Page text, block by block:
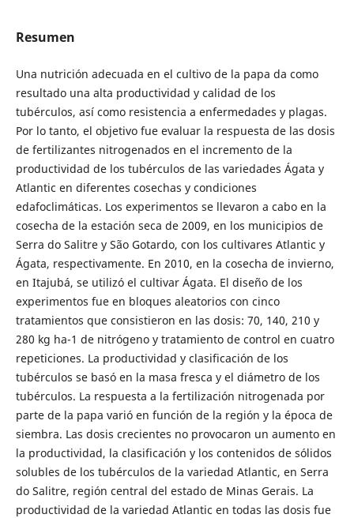
Resumen
Una nutrición adecuada en el cultivo de la papa da como
resultado una alta productividad y calidad de los
tubérculos, así como resistencia a enfermedades y plagas.
Por lo tanto, el objetivo fue evaluar la respuesta de las dosis
de fertilizantes nitrogenados en el incremento de la
productividad de los tubérculos de las variedades Ágata y
Atlantic en diferentes cosechas y condiciones
edafoclimáticas. Los experimentos se llevaron a cabo en la
cosecha de la estación seca de 2009, en los municipios de
Serra do Salitre y São Gotardo, con los cultivares Atlantic y
Ágata, respectivamente. En 2010, en la cosecha de invierno,
en Itajubá, se utilizó el cultivar Ágata. El diseño de los
experimentos fue en bloques aleatorios con cinco
tratamientos que consistieron en las dosis: 70, 140, 210 y
280 kg ha-1 de nitrógeno y tratamiento de control en cuatro
repeticiones. La productividad y clasificación de los
tubérculos se basó en la masa fresca y el diámetro de los
tubérculos. La respuesta a la fertilización nitrogenada por
parte de la papa varió en función de la región y la época de
siembra. Las dosis crecientes no provocaron un aumento en
la productividad, la clasificación y los contenidos de sólidos
solubles de los tubérculos de la variedad Atlantic, en Serra
do Salitre, región central del estado de Minas Gerais. La
productividad de la variedad Atlantic en todas las dosis fue